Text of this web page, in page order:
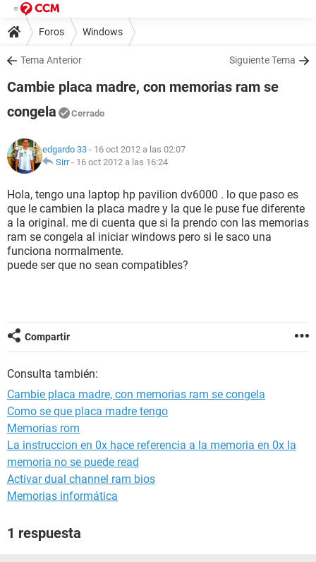
Foros Windows
Tema Anterior Siguiente Tema
Cambie placa madre, con memorias ram se
congela
Cerrado
edgardo 33 - 16 oct 2012 a las 02:07
Sirr- 16 oct 2012 a las 16:24
Hola, tengo una laptop hp pavilion dv6000 . lo que paso es
que le cambien la placa madre y la que le puse fue diferente
a la original. me di cuenta que si la prendo con las memorias
ram se congela al iniciar windows pero si le saco una
funciona normalmente.
puede ser que no sean compatibles?
Compartir
Consulta también:
Cambie placa madre, con memorias ram se congela
Como se que placa madre tengo
Memorias rom
La instruccion en 0x hace referencia a la memoria en 0x la
memoria no se puede read
Activar dual channel ram bios
Memorias informática
1 respuesta